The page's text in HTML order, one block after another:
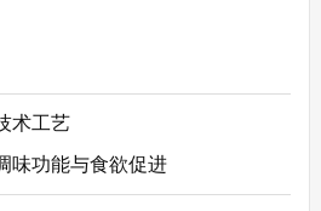
术工艺
味功能与食欲促进